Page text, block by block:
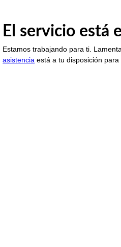
El servicio está
Estamos trabajando para ti.
asistencia está a tu disposición